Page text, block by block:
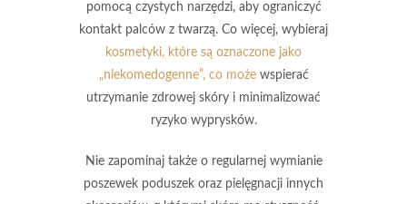
pomocą czystych narzędzi, aby ograniczyć
kontakt palców z twarzą. Co więcej, wybieraj
kosmetyki, które są oznaczone jako
„niekomedogenne”, co możewspierać
utrzymanie zdrowej skóry i minimalizować
ryzyko wyprysków.
Nie zapominaj także o regularnej wymianie
poszewek poduszek oraz pielęgnacji innych